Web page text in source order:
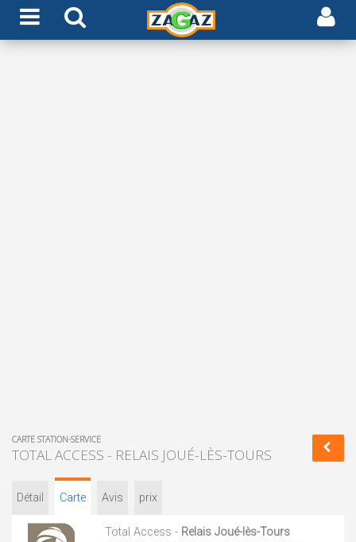
CARTE STATION-SERVICE
TOTAL ACCESS - RELAIS JOUÉ-LÈS-TOURS
Détail Carte Avis prix
Total Access - Relais Joué-lès-Tours